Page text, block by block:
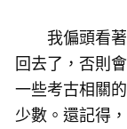
我偏頭看著
回去了，否則
一些考古相關
少數。還記得